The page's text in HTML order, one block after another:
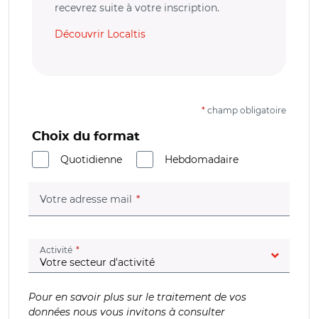
recevrez suite à votre inscription.
Découvrir Localtis
* champ obligatoire
Choix du format
Quotidienne
Hebdomadaire
Votre adresse mail (champ obligatoire)
Activité (champ obligatoire)
Pour en savoir plus sur le traitement de vos
données nous vous invitons à consulter